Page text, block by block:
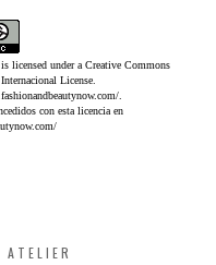
is licensed under aCreative Commons
License.
.
con esta licencia en
ATELIER